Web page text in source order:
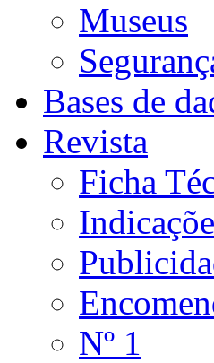
Museus
Bases de
Revista
Ficha
Nº 1